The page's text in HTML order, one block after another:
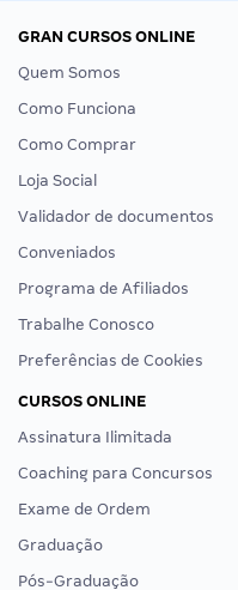
GRAN CURSOS ONLINE
Quem Somos
Como Funciona
Como Comprar
Loja Social
Validador de documentos
Conveniados
Programa de Afiliados
Trabalhe Conosco
Preferências de Cookies
CURSOS ONLINE
Assinatura Ilimitada
Coaching para Concursos
Exame de Ordem
Graduação
Pós-Graduação